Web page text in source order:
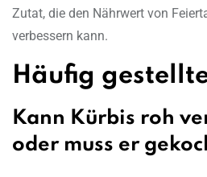
Zutat, die den Nährwert von
verbessern kann.
Häufig
Kann Kürbis roh
oder muss er